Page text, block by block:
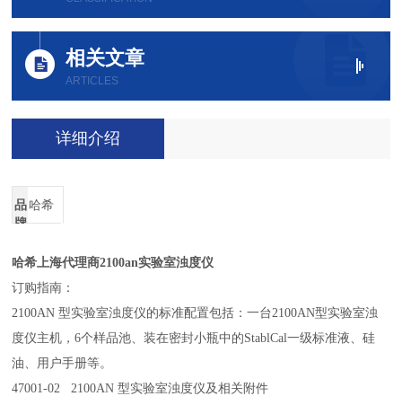
相关文章
ARTICLES
详细介绍
品
牌
哈希
哈希上海代理商2100an实验室浊度仪
订购指南：
2100AN 型实验室浊度仪的标准配置包括：一台2100AN型实验室浊
度仪主机，6个样品池、装在密封小瓶中的StablCal一级标准液、硅
油、用户手册等。
47001-02 2100AN 型实验室浊度仪及相关附件